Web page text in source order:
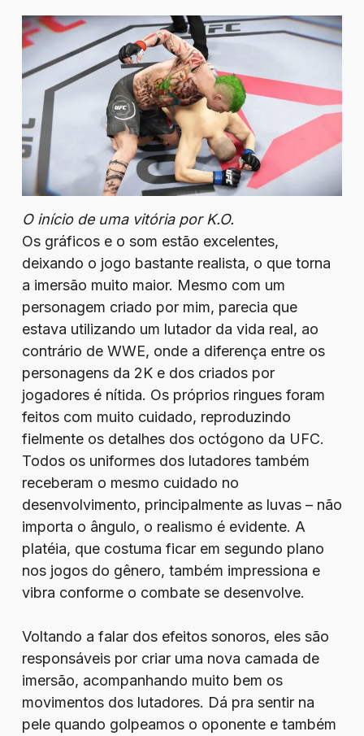
O início de uma vitória por K.O.
Os gráficos e o som estão excelentes,
deixando o jogo bastante realista, o que torna
a imersão muito maior. Mesmo com um
personagem criado por mim, parecia que
estava utilizando um lutador da vida real, ao
contrário de WWE, onde a diferença entre os
personagens da 2K e dos criados por
jogadores é nítida. Os próprios ringues foram
feitos com muito cuidado, reproduzindo
fielmente os detalhes dos octógono da UFC.
Todos os uniformes dos lutadores também
receberam o mesmo cuidado no
desenvolvimento, principalmente as luvas – não
importa o ângulo, o realismo é evidente. A
platéia, que costuma ficar em segundo plano
nos jogos do gênero, também impressiona e
vibra conforme o combate se desenvolve.
Voltando a falar dos efeitos sonoros, eles são
responsáveis por criar uma nova camada de
imersão, acompanhando muito bem os
movimentos dos lutadores. Dá pra sentir na
pele quando golpeamos o oponente e também